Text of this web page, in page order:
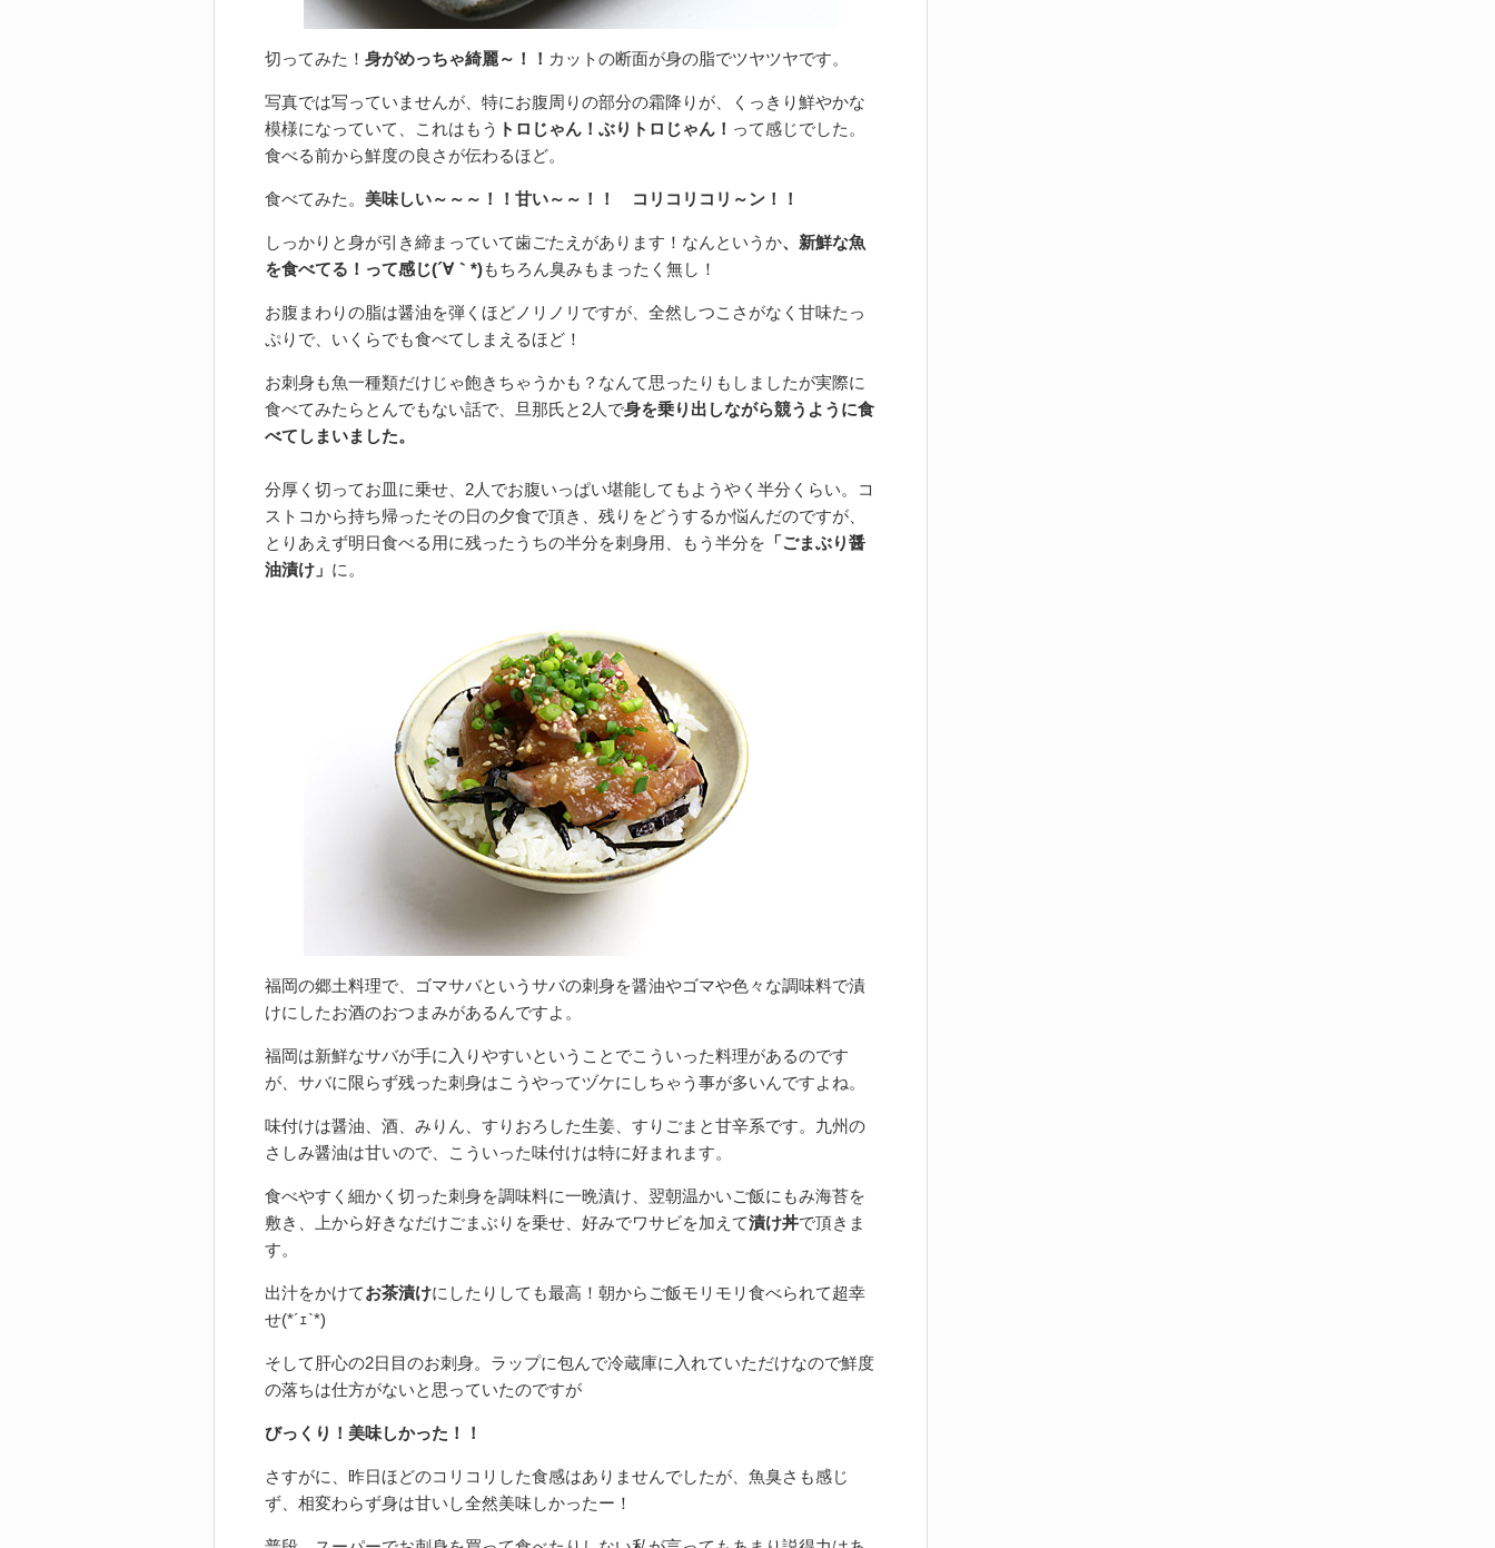
切ってみた！ 身がめっちゃ綺麗～！！ カットの断面が身の脂でツヤツヤです。
写真では写っていませんが、特にお腹周りの部分の霜降りが、くっきり鮮やかな
模様になっていて、これはもう トロじゃん！ぶりトロじゃん！ って感じでした。
食べる前から鮮度の良さが伝わるほど。
食べてみた。 美味しい～～～！！甘い～～！！ コリコリコリ～ン！！
しっかりと身が引き締まっていて歯ごたえがあります！なんというか、新鮮な魚
を食べてる！って感じ(´∀｀*)もちろん臭みもまったく無し！
お腹まわりの脂は醤油を弾くほどノリノリですが、全然しつこさがなく甘味たっ
ぷりで、いくらでも食べてしまえるほど！
お刺身も魚一種類だけじゃ飽きちゃうかも？なんて思ったりもしましたが実際に
食べてみたらとんでもない話で、旦那氏と2人で身を乗り出しながら競うように食
べてしまいました。
分厚く切ってお皿に乗せ、2人でお腹いっぱい堪能してもようやく半分くらい。コ
ストコから持ち帰ったその日の夕食で頂き、残りをどうするか悩んだのですが、
とりあえず明日食べる用に残ったうちの半分を刺身用、もう半分を 「ごまぶり醤
油漬け」 に。
福岡の郷土料理で、ゴマサバというサバの刺身を醤油やゴマや色々な調味料で漬
けにしたお酒のおつまみがあるんですよ。
福岡は新鮮なサバが手に入りやすいということでこういった料理があるのです
が、サバに限らず残った刺身はこうやってヅケにしちゃう事が多いんですよね。
味付けは醤油、酒、みりん、すりおろした生姜、すりごまと甘辛系です。九州の
さしみ醤油は甘いので、こういった味付けは特に好まれます。
食べやすく細かく切った刺身を調味料に一晩漬け、翌朝温かいご飯にもみ海苔を
敷き、上から好きなだけごまぶりを乗せ、好みでワサビを加えて漬け丼で頂きま
す。
出汁をかけてお茶漬けにしたりしても最高！朝からご飯モリモリ食べられて超幸
せ(*´ｪ`*)
そして肝心の2日目のお刺身。ラップに包んで冷蔵庫に入れていただけなので鮮度
の落ちは仕方がないと思っていたのですが
びっくり！美味しかった！！
さすがに、昨日ほどのコリコリした食感はありませんでしたが、魚臭さも感じ
ず、相変わらず身は甘いし全然美味しかったー！